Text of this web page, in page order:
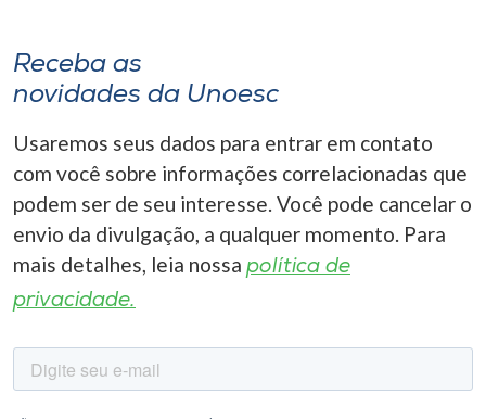
Receba as
novidades da Unoesc
Usaremos seus dados para entrar em contato
com você sobre informações correlacionadas que
podem ser de seu interesse. Você pode cancelar o
envio da divulgação, a qualquer momento. Para
mais detalhes, leia nossa política de
privacidade.